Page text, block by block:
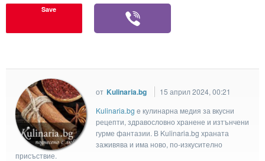
Save
от Kulinaria.bg
15 април 2024, 00:21
Kulinaria.bg e кулинарна медия за вкусни
рецепти, здравословно хранене и изтънчени
гурме фантазии. В Kulinaria.bg храната
заживява и има ново, по-изкусително
присъствие.